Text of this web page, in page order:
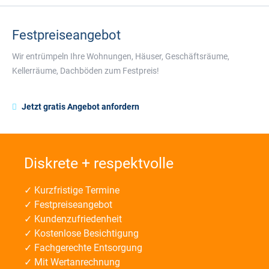
Festpreiseangebot
Wir entrümpeln Ihre Wohnungen, Häuser, Geschäftsräume,
Kellerräume, Dachböden zum Festpreis!
Jetzt gratis Angebot anfordern
Diskrete + respektvolle
✓ Kurzfristige Termine
✓ Festpreiseangebot
✓ Kundenzufriedenheit
✓ Kostenlose Besichtigung
✓ Fachgerechte Entsorgung
✓ Mit Wertanrechnung